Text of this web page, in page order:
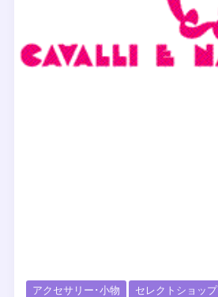
アクセサリー･小物 セレクトショップ